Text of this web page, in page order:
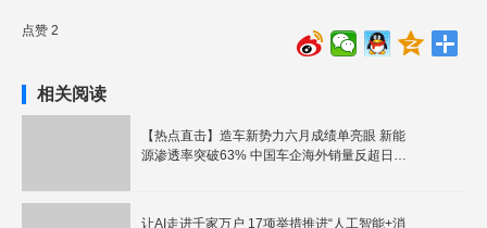
点赞 2
相关阅读
【热点直击】造车新势力六月成绩单亮眼 新能
源渗透率突破63% 中国车企海外销量反超日本
让AI走进千家万户 17项举措推进“人工智能+消